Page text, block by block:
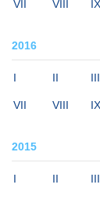
VII VIII IX
2016
I II III
VII VIII IX
2015
I II III